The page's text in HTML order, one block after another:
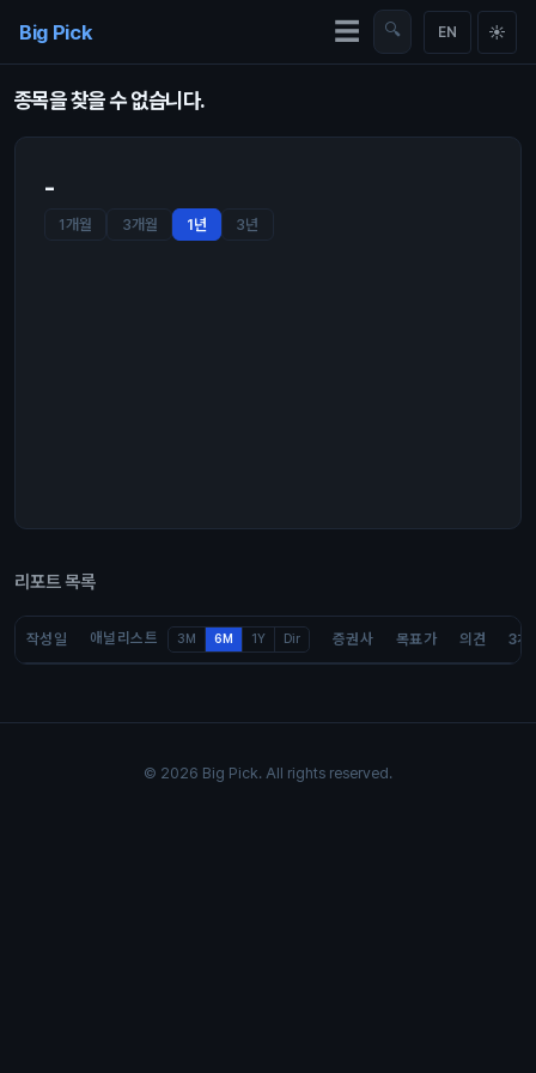
Big Pick ☰ 🔍 EN ☀
종목을 찾을 수 없습니다.
-
1개월 3개월 1년 3년
리포트 목록
작성일 애널리스트 3M 6M 1Y Dir 증권사 목표가 의견 3개
© 2026 Big Pick. All rights reserved.